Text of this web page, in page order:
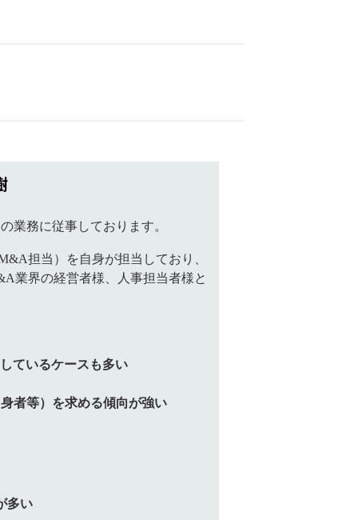
業務に従事しております。
担当）を自身が担当しており、
業界の経営者様、人事担当者様と
ているケースも多い
者等）を求める傾向が強い
多い